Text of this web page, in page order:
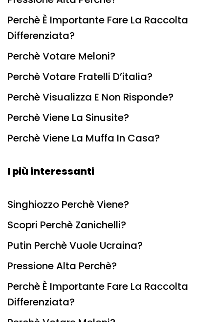
Perchè È Importante Fare La Raccolta
Differenziata?
Perchè Votare Meloni?
Perchè Votare Fratelli D’italia?
Perchè Visualizza E Non Risponde?
Perchè Viene La Sinusite?
Perchè Viene La Muffa In Casa?
I più interessanti
Singhiozzo Perchè Viene?
Scopri Perchè Zanichelli?
Putin Perchè Vuole Ucraina?
Pressione Alta Perchè?
Perchè È Importante Fare La Raccolta
Differenziata?